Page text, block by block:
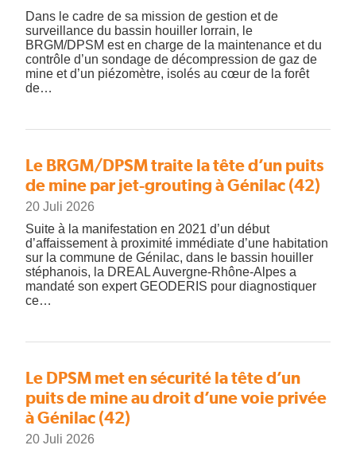
Dans le cadre de sa mission de gestion et de
surveillance du bassin houiller lorrain, le
BRGM/DPSM est en charge de la maintenance et du
contrôle d’un sondage de décompression de gaz de
mine et d’un piézomètre, isolés au cœur de la forêt
de…
Le BRGM/DPSM traite la tête d’un puits
de mine par jet-grouting à Génilac (42)
20 Juli 2026
Suite à la manifestation en 2021 d’un début
d’affaissement à proximité immédiate d’une habitation
sur la commune de Génilac, dans le bassin houiller
stéphanois, la DREAL Auvergne-Rhône-Alpes a
mandaté son expert GEODERIS pour diagnostiquer
ce…
Le DPSM met en sécurité la tête d’un
puits de mine au droit d’une voie privée
à Génilac (42)
20 Juli 2026